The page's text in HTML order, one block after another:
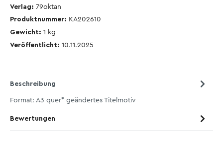
Verlag: 79oktan
Produktnummer: KA202610
Gewicht: 1 kg
Veröffentlicht: 10.11.2025
Beschreibung
Format: A3 quer* geändertes Titelmotiv
Bewertungen